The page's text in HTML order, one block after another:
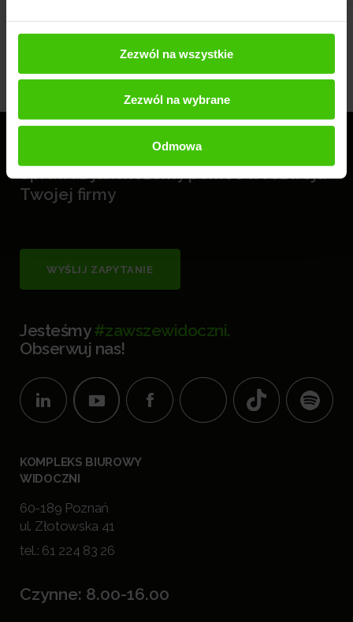
Zezwól na wszystkie
Zezwól na wybrane
Odmowa
Sprawdź jak możemy pomóc w rozwoju
Twojej firmy
WYŚLIJ ZAPYTANIE
Jesteśmy#zawszewidoczni.
Obserwuj nas!
KOMPLEKS BIUROWY
WIDOCZNI
60-189 Poznań
ul. Złotowska 41
tel.: 61 224 83 26
Czynne: 8.00-16.00